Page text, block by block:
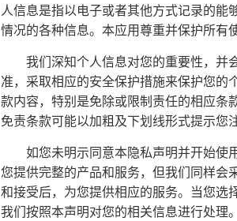
人信息是指以电子或者其他方式记录的
情况的各种信息。本应用尊重并保护所有
我们深知个人信息对您的重要性，并
准，采取相应的安全保护措施来保护您
款内容，特别是免除或限制责任的相应条
免责条款可能以加粗及下划线形式提示您
如您未明示同意本隐私声明并开始使
您提供完整的产品和服务，但我们同样会
和接受后，为您提供相应的服务。当您选
我们按照本声明对您的相关信息进行处理